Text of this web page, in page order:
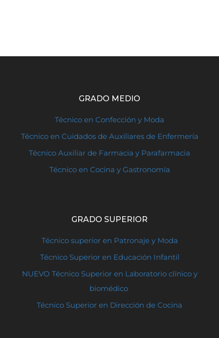
GRADO MEDIO
Técnico en Confección y Moda
Técnico en Cuidados de Auxiliares de Enfermería
Técnico Auxiliar de Farmacia y Parafarmacia
Técnico en Cocina y Gastronomía
GRADO SUPERIOR
Técnico superior en Patronaje y Moda
Técnico Superior en Educación Infantil
NUEVO Técnico Superior en Laboratorio clínico y
biomédico
Técnico Superior en Dirección de Cocina